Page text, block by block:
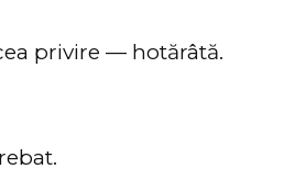
privire — hotărâtă.